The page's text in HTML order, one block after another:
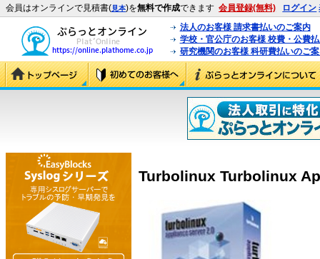
会員はオンラインで見積書(見本)を無料で作成できます 会員登録(無料) ログイン
法人のお客様 請求書払いのご案内
学校・官公庁のお客様 校費・公費
研究機関のお客様 科研費払いのご
Turbolinux Turbolinux